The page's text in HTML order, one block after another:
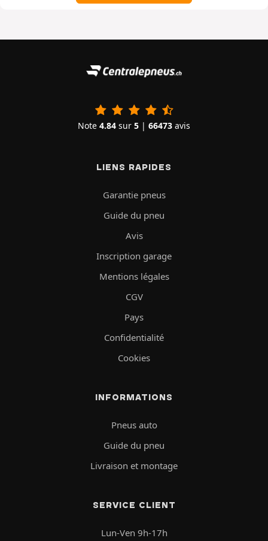
Note 4.84 sur 5 | 66473 avis
LIENS RAPIDES
Garantie pneus
Guide du pneu
Avis
Inscription garage
Mentions légales
CGV
Pays
Confidentialité
Cookies
INFORMATIONS
Pneus auto
Guide du pneu
Livraison et montage
SERVICE CLIENT
Lun-Ven 9h-17h